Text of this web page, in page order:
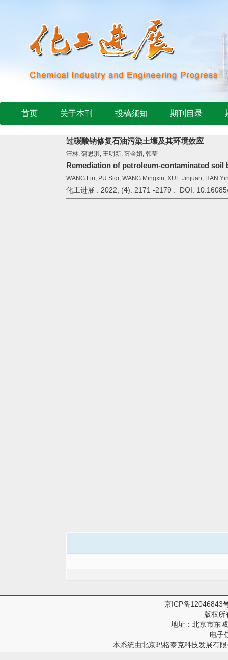
首页 关于本刊 投稿须知 期刊目录
过碳酸钠修复石油污染土壤及其环境效应
汪林, 蒲思淇, 王明新, 薛金娟, 韩莹
Remediation of petroleum-contaminated
WANG Lin, PU Siqi, WANG Mingxin, XUE Jinjuan, HAN
化工进展 . 2022, (4): 2171 -2179 . DOI:
京ICP备12046843
版权所
地址：北京市东
电子
本系统由北京玛格泰克科技发展有